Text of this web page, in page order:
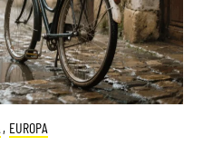
, EUROPA